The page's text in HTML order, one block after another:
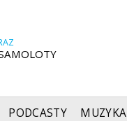
PODCASTY MUZYKA